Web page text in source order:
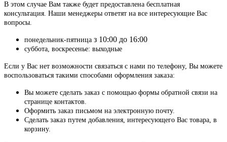
В этом случае Вам также будет предоставлена бесплатная
консультация. Наши менеджеры ответят на все интересующие Вас
вопросы.
понедельник-пятница з 10:00 до 16:00
суббота, воскресенье: выходные
Если у Вас нет возможности связаться с нами по телефону, Вы можете
воспользоваться такими способами оформления заказа:
Вы можете сделать заказ с помощью формы обратной связи на
странице контактов.
Оформить заказ письмом на электронную почту.
Сделать заказ путем добавления, интересующего Вас товара, в
корзину.